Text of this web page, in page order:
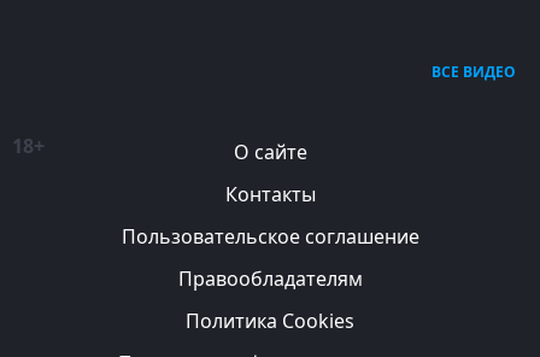
ВСЕ ВИДЕО
18+
О сайте
Контакты
Пользовательское соглашение
Правообладателям
Политика Cookies